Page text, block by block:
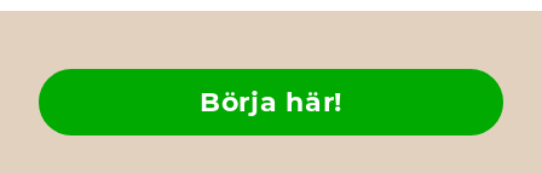
Börja här!